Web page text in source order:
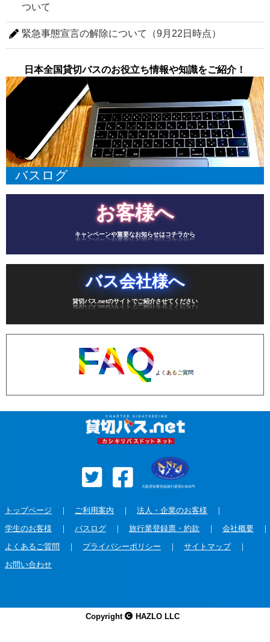
ついて
緊急事態宣言の解除について（9月22日時点）
日本全国貸切バスのお役立ち情報や知識をご紹介！
バスログ
お客様へ
キャンペーンや重要なお知らせはコチラから
バス会社様へ
貸切バス.netのサイトでご紹介させてください
FAQ よくあるご質問
大阪府知事登録旅行業第3-3042号
トップページ ｜ ご利用案内 ｜ 法人・企業のお客様 ｜
学生のお客様 ｜ バスログ ｜ 旅行業登録票・約款 ｜ 会社概要 ｜
よくあるご質問 ｜ プライバシーポリシー ｜ サイトマップ｜
お問い合わせ
Copyright HAZLO LLC